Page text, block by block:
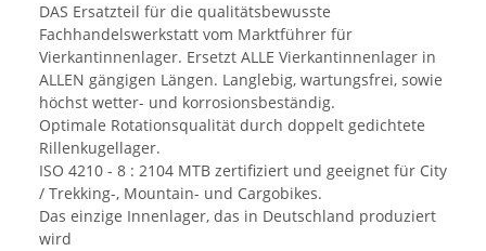
DAS Ersatzteil für die qualitätsbewusste
Fachhandelswerkstatt vom Marktführer für
Vierkantinnenlager. Ersetzt ALLE Vierkantinnenlager in
ALLEN gängigen Längen. Langlebig, wartungsfrei, sowie
höchst wetter- und korrosionsbeständig.
Optimale Rotationsqualität durch doppelt gedichtete
Rillenkugellager.
ISO 4210 - 8 : 2104 MTB zertifiziert und geeignet für City
/ Trekking-, Mountain- und Cargobikes.
Das einzige Innenlager, das in Deutschland produziert
wird